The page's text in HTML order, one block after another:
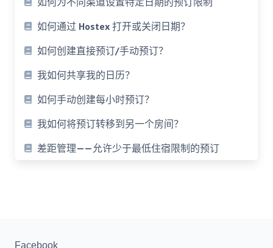
如何通过 Hostex 打开或关闭日期？
如何创建直接预订/手动预订？
我如何共享我的日历？
如何手动创建每小时预订？
我如何将预订转移到另一个房间？
差距管理——允许少于最低住宿限制的预订
Facebook